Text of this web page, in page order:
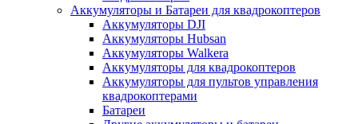
Аккумуляторы и Батареи для квадрокоптеров
Аккумуляторы DJI
Аккумуляторы Hubsan
Аккумуляторы Walkera
Аккумуляторы для квадрокоптеров
Аккумуляторы для пультов управления
квадрокоптерами
Батареи